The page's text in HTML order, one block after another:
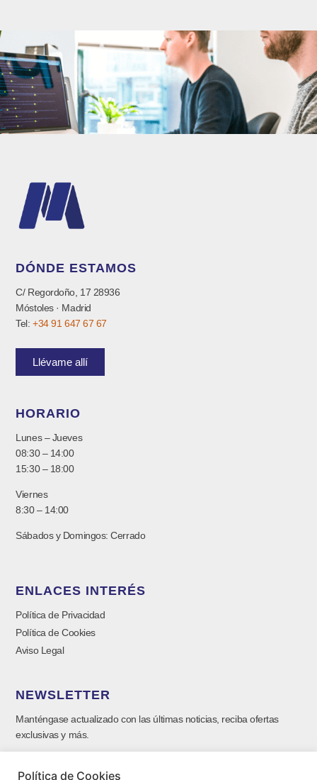
DÓNDE ESTAMOS
C/ Regordoño, 17 28936
Móstoles · Madrid
Tel:+34 91 647 67 67
Llévame allí
HORARIO
Lunes – Jueves
08:30 – 14:00
15:30 – 18:00
Viernes
8:30 – 14:00
Sábados y Domingos: Cerrado
ENLACES INTERÉS
Política de Privacidad
Política de Cookies
Aviso Legal
NEWSLETTER
Manténgase actualizado con las últimas noticias, reciba ofertas
exclusivas y más.
Política de Cookies